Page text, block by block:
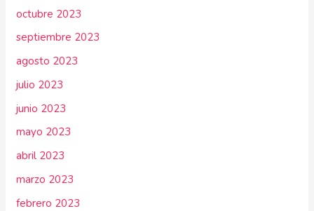
octubre 2023
septiembre 2023
agosto 2023
julio 2023
junio 2023
mayo 2023
abril 2023
marzo 2023
febrero 2023